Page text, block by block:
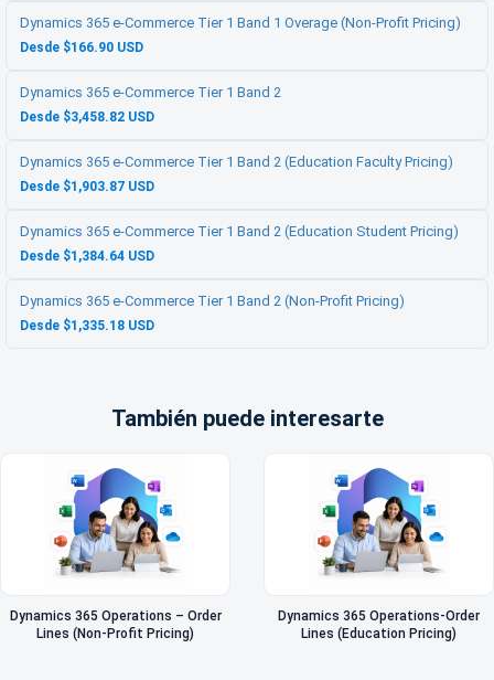
Dynamics 365 e-Commerce Tier 1 Band 1 Overage (Non-Profit Pricing)
Desde $166.90 USD
Dynamics 365 e-Commerce Tier 1 Band 2
Desde $3,458.82 USD
Dynamics 365 e-Commerce Tier 1 Band 2 (Education Faculty Pricing)
Desde $1,903.87 USD
Dynamics 365 e-Commerce Tier 1 Band 2 (Education Student Pricing)
Desde $1,384.64 USD
Dynamics 365 e-Commerce Tier 1 Band 2 (Non-Profit Pricing)
Desde $1,335.18 USD
También puede interesarte
Dynamics 365 Operations – Order
Lines (Non-Profit Pricing)
Dynamics 365 Operations-Order
Lines (Education Pricing)